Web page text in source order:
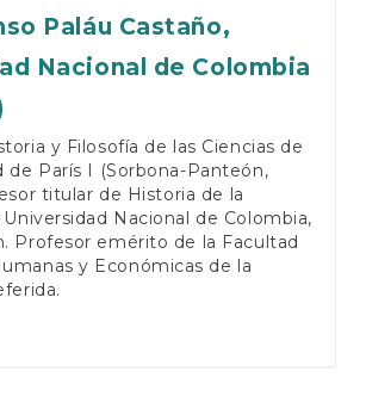
Paláu Castaño,
Nacional de Colombia
y Filosofía de las Ciencias de
de París I (Sorbona-Panteón,
titular de Historia de la
Nacional de Colombia,
Profesor emérito de la Facultad
y Económicas de la